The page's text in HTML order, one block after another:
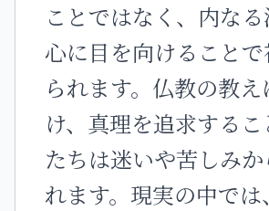
ことではなく、内な
心に目を向けること
られます。仏教の教
け、真理を追求する
たちは迷いや苦しみ
れます。現実の中では